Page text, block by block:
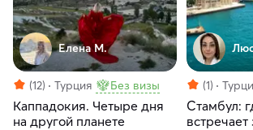
Елена М.
(12) Турция Без визы
Каппадокия. Четыре дня
на другой планете
(1)
Стамбул: